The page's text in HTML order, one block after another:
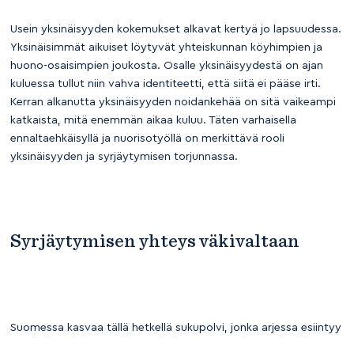
Usein yksinäisyyden kokemukset alkavat kertyä jo lapsuudessa.
Yksinäisimmät aikuiset löytyvät yhteiskunnan köyhimpien ja
huono-osaisimpien joukosta. Osalle yksinäisyydestä on ajan
kuluessa tullut niin vahva identiteetti, että siitä ei pääse irti.
Kerran alkanutta yksinäisyyden noidankehää on sitä vaikeampi
katkaista, mitä enemmän aikaa kuluu. Täten varhaisella
ennaltaehkäisyllä ja nuorisotyöllä on merkittävä rooli
yksinäisyyden ja syrjäytymisen torjunnassa.
Syrjäytymisen yhteys väkivaltaan
Suomessa kasvaa tällä hetkellä sukupolvi, jonka arjessa esiintyy